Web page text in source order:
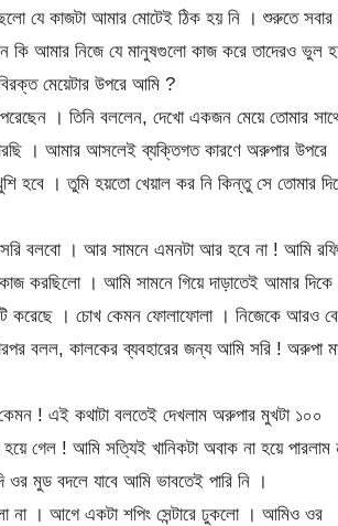
যে কাজটা আমার মোটেই ঠিক হয় নি । শুরুতে সবার
আমার নিজে যে মানুষগুলো কাজ করে তাদেরও ভুল
মেয়েটার উপরে আমি ?
। তিনি বললেন, দেখো একজন মেয়ে তোমার
। আমার আসলেই ব্যক্তিগত কারণে অরুপার উপরে
হবে । তুমি হয়তো খেয়াল কর নি কিন্তু সে তোমার
সরি বলবো । আর সামনে এমনটা আর হবে না ! আমি
করছিলো । আমি সামনে গিয়ে দাড়াতেই আমার দিকে
করেছে । চোখ কেমন ফোলাফোলা । নিজেকে আরও
বলল, কালকের ব্যবহারের জন্য আমি সরি ! অরুপা
! এই কথাটা বলতেই দেখলাম অরুপার মুখটা ১০০
গেল ! আমি সত্যিই খানিকটা অবাক না হয়ে পারলাম
মুড বদলে যাবে আমি ভাবতেই পারি নি ।
না । আগে একটা শপিং সেন্টারে ঢুকলো । আমিও ওর